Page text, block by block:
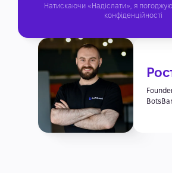
Натискаючи «Надіслати», я
конфіденційності